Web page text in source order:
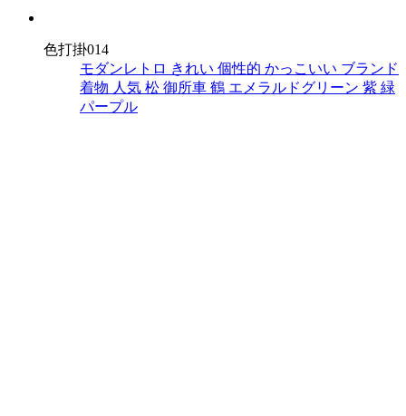
色打掛014
モダンレトロ きれい 個性的 かっこいい ブランド
着物 人気 松 御所車 鶴 エメラルドグリーン 紫 緑
パープル